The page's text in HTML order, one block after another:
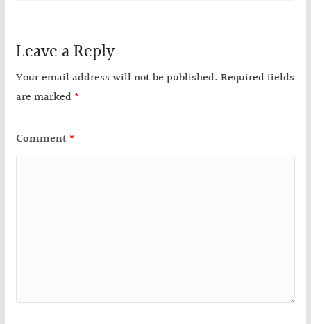
Leave a Reply
Your email address will not be published. Required fields
are marked *
Comment *